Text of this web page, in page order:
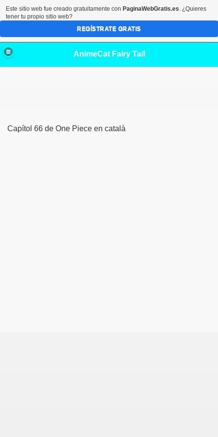
AnimeCat Fairy Tail
Capítol 66 de One Piece en català
Este sitio web fue creado gratuitamente con PaginaWebGratis.es. ¿Quieres
tener tu propio sitio web?
REGÍSTRATE GRATIS